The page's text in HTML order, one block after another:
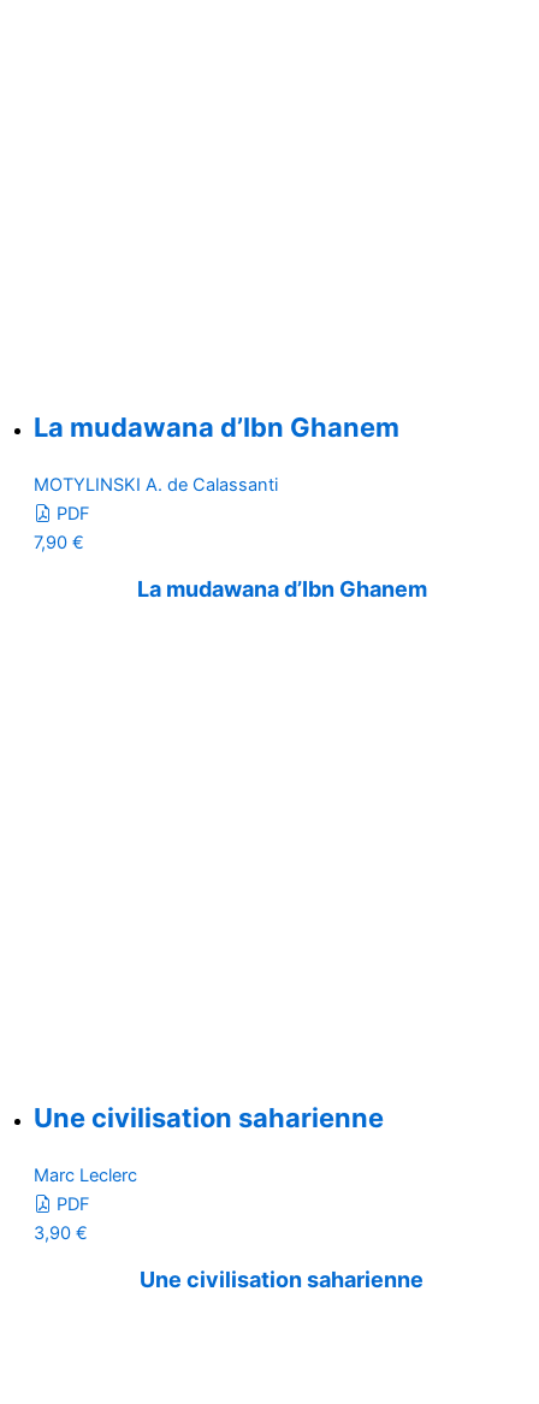
La mudawana d’Ibn Ghanem
MOTYLINSKI A. de Calassanti
PDF
7,90 €
La mudawana d’Ibn Ghanem
Une civilisation saharienne
Marc Leclerc
PDF
3,90 €
Une civilisation saharienne